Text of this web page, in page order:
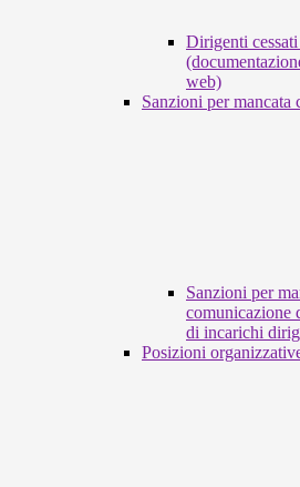
Dirigenti
web)
Sanzioni per mancata
Sanzioni per
comunicazione
di incarichi
Posizioni